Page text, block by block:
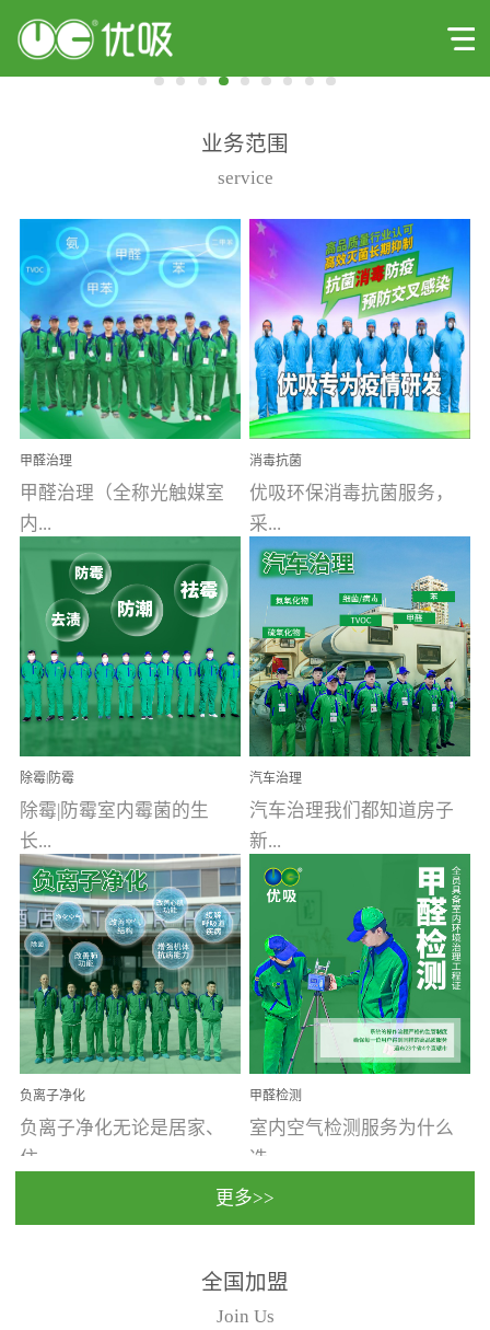
业务范围
service
甲醛治理
甲醛治理（全称光触媒室
内...
空气污染净化治理）工业
文明的进步，创造了多姿
多彩的家居产品和生活情
调，但也带来了以甲醛为
首的室内...
消毒抗菌
优吸环保消毒抗菌服务，
采...
用行业公认奥维牌消毒
液，具备杀死人体冠状病
毒的功效，杀菌率
99.99%。相对于传统消毒
液来说，无...
除霉|防霉
除霉|防霉室内霉菌的生
长...
受温度、湿度、基质养
分、通风四个条件影响，
温暖潮湿、营养物质多、
通风缓慢的空间最易滋生
大量霉菌的...
汽车治理
汽车治理我们都知道房子
新...
装修完会有甲醛，其实汽
车的甲醛超标问题更为严
重。汽车的空间范围小，
配件、皮具、装饰多，这
些都是汽...
负离子净化
负离子净化无论是居家、
住...
动，人类长时间停留的室
内空间都有整体消毒的需
甲醛检测
室内空气检测服务为什么
选...
行国家规定的标准检测方
法，空气采样量准确，检
更多>>
全国加盟
Join Us